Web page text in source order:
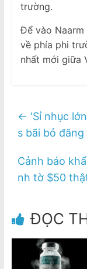
trường.
Để vào
về phía phi
nhất mới giữa
← ‘Sỉ nhục
s bãi bỏ
Cảnh báo
nh tờ $50
ĐỌC